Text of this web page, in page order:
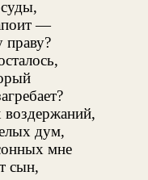
—
праву?
воздержаний,
дум,
мне
сын,